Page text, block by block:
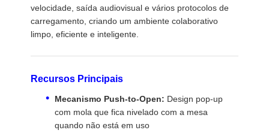
velocidade, saída audiovisual e vários protocolos de
carregamento, criando um ambiente colaborativo
limpo, eficiente e inteligente.
Recursos Principais
Mecanismo Push-to-Open: Design pop-up
com mola que fica nivelado com a mesa
quando não está em uso